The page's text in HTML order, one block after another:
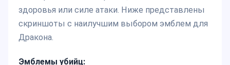
здоровья или силе атаки. Ниже представлены
скриншоты с наилучшим выбором эмблем для
Дракона.
Эмблемы убийц: